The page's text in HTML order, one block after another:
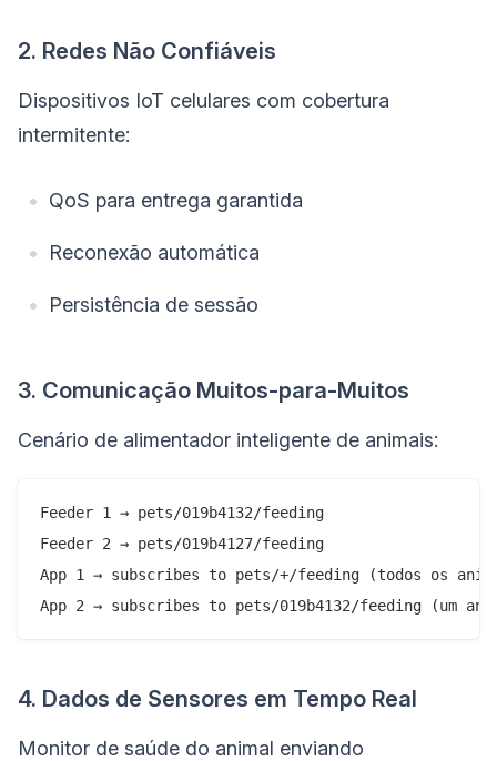
2. Redes Não Confiáveis
Dispositivos IoT celulares com cobertura
intermitente:
QoS para entrega garantida
Reconexão automática
Persistência de sessão
3. Comunicação Muitos-para-Muitos
Cenário de alimentador inteligente de animais:
Feeder 1 → pets/019b4132/feeding
Feeder 2 → pets/019b4127/feeding
App 1 → subscribes to pets/+/feeding (todos os
4. Dados de Sensores em Tempo Real
Monitor de saúde do animal enviando